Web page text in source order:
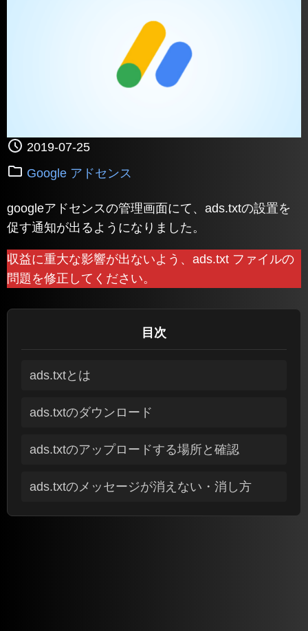
2019-07-25
Google アドセンス
googleアドセンスの管理画面にて、ads.txtの設置を
促す通知が出るようになりました。
収益に重大な影響が出ないよう、ads.txt ファイルの
問題を修正してください。
目次
ads.txtとは
ads.txtのダウンロード
ads.txtのアップロードする場所と確認
ads.txtのメッセージが消えない・消し方